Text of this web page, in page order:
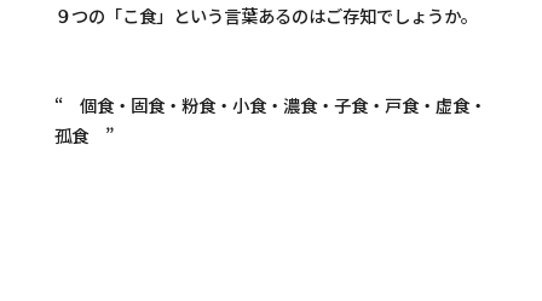
９つの「こ食」という言葉あるのはご存知でしょうか。
“ 個食・固食・粉食・小食・濃食・子食・戸食・虚食・
孤食 ”